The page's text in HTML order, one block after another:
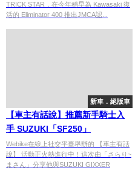
TRICK STAR，在今年稍早為 Kawasaki 復
活的 Eliminator 400 推出JMCA認...
新車．絕版車
【車主有話說】推薦新手騎士入
手 SUZUKI「SF250」
Webike在線上社交平臺舉辦的 【車主有話
說】 活動正火熱進行中！這次由「さらり~
まさん」分享他與SUZUKI GIXXER